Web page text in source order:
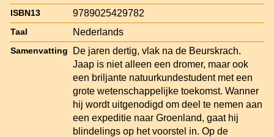
ISBN13 9789025429782
Taal Nederlands
Samenvatting
De jaren dertig, vlak na de Beurskrach.
Jaap is niet alleen een dromer, maar ook
een briljante natuurkundestudent met een
grote wetenschappelijke toekomst. Wanner
hij wordt uitgenodigd om deel te nemen aan
een expeditie naar Groenland, gaat hij
blindelings op het voorstel in. Op de